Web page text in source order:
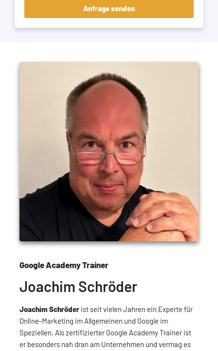
Anfrage senden
Google Academy Trainer
Joachim Schröder
Joachim Schröder ist seit vielen Jahren ein Experte für
Online-Marketing im Allgemeinen und Google im
Speziellen. Als zertifizierter Google Academy Trainer ist
er besonders nah dran am Unternehmen und vermag es